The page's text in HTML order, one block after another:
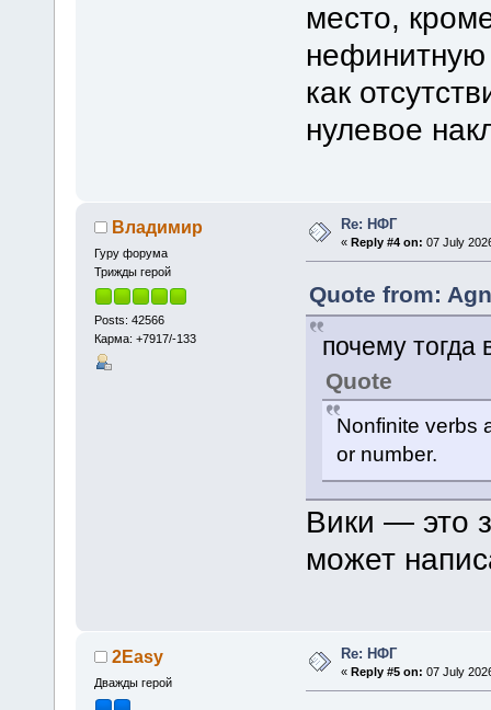
место,
как
нулевое
Владимир
Гуру форума
Трижды герой
Posts: 42566
Карма: +7917/-133
Re: НФГ
« Reply #4 on: 07 July
Quote from:
почему тогда
Quote
Nonfinite verbs
or number.
Вики — это
может
2Easy
Дважды герой
Re: НФГ
« Reply #5 on: 07 July